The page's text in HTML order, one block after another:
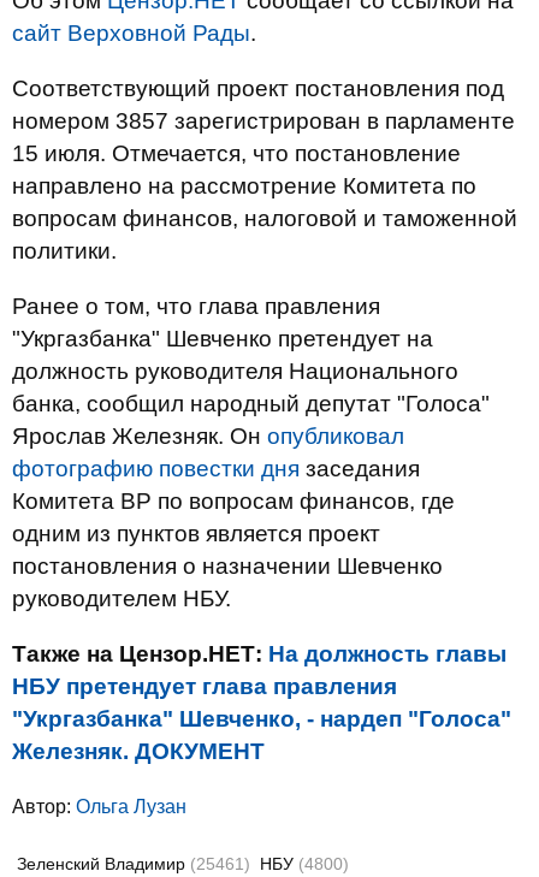
сайт Верховной Рады.
Соответствующий проект постановления под
номером 3857 зарегистрирован в парламенте
15 июля. Отмечается, что постановление
направлено на рассмотрение Комитета по
вопросам финансов, налоговой и таможенной
политики.
Ранее о том, что глава правления
"Укргазбанка" Шевченко претендует на
должность руководителя Национального
банка, сообщил народный депутат "Голоса"
Ярослав Железняк. Он опубликовал
фотографию повестки дня заседания
Комитета ВР по вопросам финансов, где
одним из пунктов является проект
постановления о назначении Шевченко
руководителем НБУ.
Также на Цензор.НЕТ: На должность главы
НБУ претендует глава правления
"Укргазбанка" Шевченко, - нардеп "Голоса"
Железняк. ДОКУМЕНТ
Автор: Ольга Лузан
Зеленский Владимир (25461) НБУ (4800)